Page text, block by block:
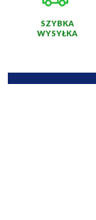
SZYBKA
WYSYŁKA